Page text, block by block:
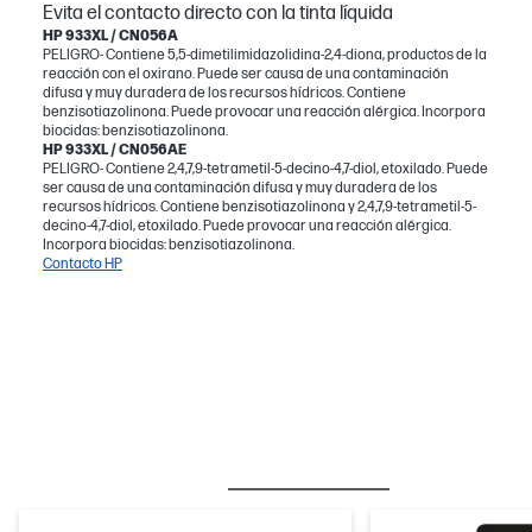
Evita el contacto directo con la tinta líquida
HP 933XL / CN056A
PELIGRO- Contiene 5,5-dimetilimidazolidina-2,4-diona, productos de la
reacción con el oxirano. Puede ser causa de una contaminación
difusa y muy duradera de los recursos hídricos. Contiene
benzisotiazolinona. Puede provocar una reacción alérgica. Incorpora
biocidas: benzisotiazolinona.
HP 933XL / CN056AE
PELIGRO- Contiene 2,4,7,9-tetrametil-5-decino-4,7-diol, etoxilado. Puede
ser causa de una contaminación difusa y muy duradera de los
recursos hídricos. Contiene benzisotiazolinona y 2,4,7,9-tetrametil-5-
decino-4,7-diol, etoxilado. Puede provocar una reacción alérgica.
Incorpora biocidas: benzisotiazolinona.
Contacto HP